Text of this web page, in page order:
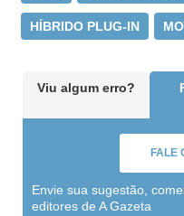
HÍBRIDO PLUG-IN
Viu algum erro?
FALE
Envie sua sugestão,
editores de A Gazeta